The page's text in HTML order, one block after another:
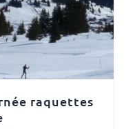
raquettes